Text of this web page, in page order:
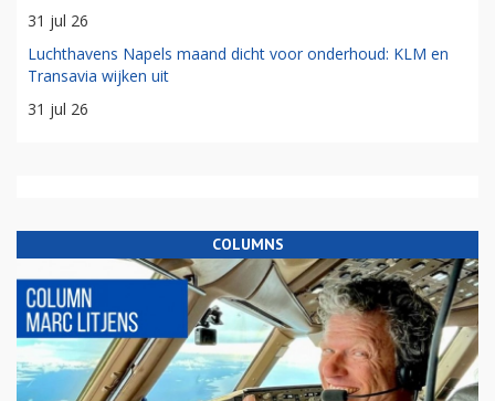
31 jul 26
Luchthavens Napels maand dicht voor onderhoud: KLM en
Transavia wijken uit
31 jul 26
COLUMNS